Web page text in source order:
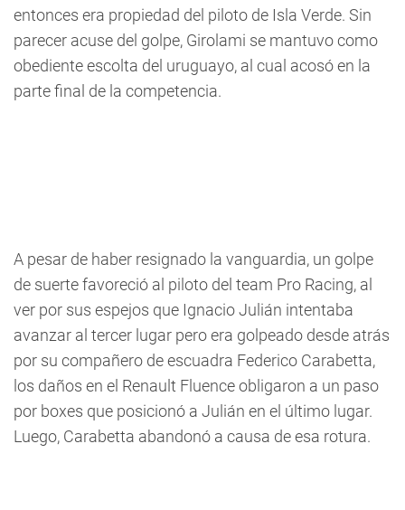
entonces era propiedad del piloto de Isla Verde. Sin
parecer acuse del golpe, Girolami se mantuvo como
obediente escolta del uruguayo, al cual acosó en la
parte final de la competencia.
A pesar de haber resignado la vanguardia, un golpe
de suerte favoreció al piloto del team Pro Racing, al
ver por sus espejos que Ignacio Julián intentaba
avanzar al tercer lugar pero era golpeado desde atrás
por su compañero de escuadra Federico Carabetta,
los daños en el Renault Fluence obligaron a un paso
por boxes que posicionó a Julián en el último lugar.
Luego, Carabetta abandonó a causa de esa rotura.